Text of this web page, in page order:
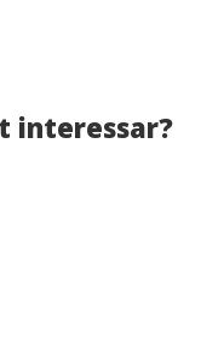
interessar?